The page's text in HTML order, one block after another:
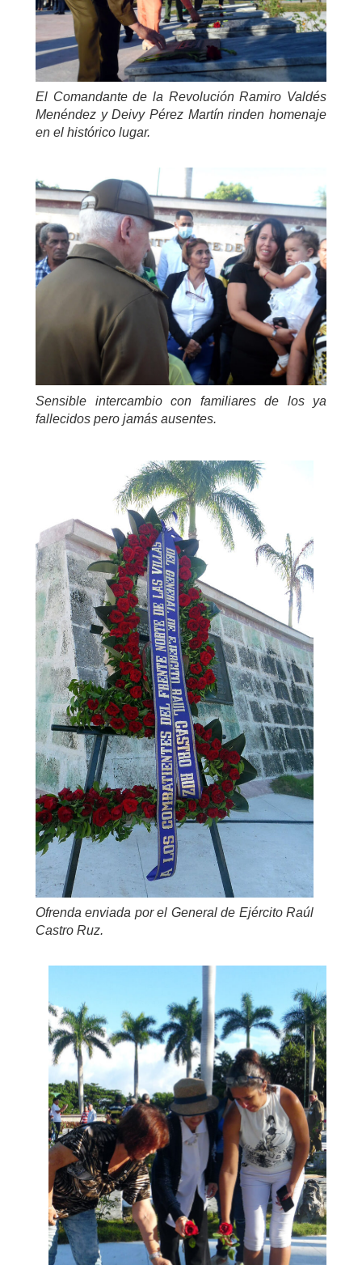
El Comandante de la Revolución Ramiro Valdés
Menéndez y Deivy Pérez Martín rinden homenaje
en el histórico lugar.
Sensible intercambio con familiares de los ya
fallecidos pero jamás ausentes.
Ofrenda enviada por el General de Ejército Raúl
Castro Ruz.